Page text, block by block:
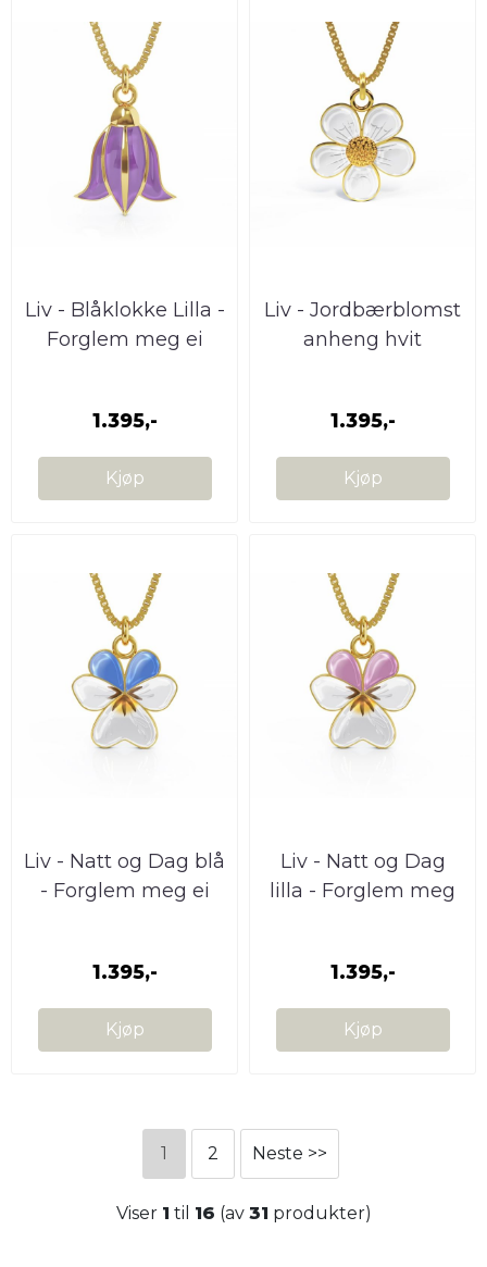
Liv - Blåklokke Lilla -
Forglem meg ei
1.395,-
Kjøp
Liv - Jordbærblomst
anheng hvit
1.395,-
Kjøp
Liv - Natt og Dag blå
- Forglem meg ei
1.395,-
Kjøp
Liv - Natt og Dag
lilla - Forglem meg
1.395,-
Kjøp
1 2 Neste >>
Viser 1 til 16 (av 31 produkter)